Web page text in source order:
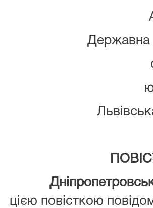
Державна
Дніпропетровським
цією повісткою